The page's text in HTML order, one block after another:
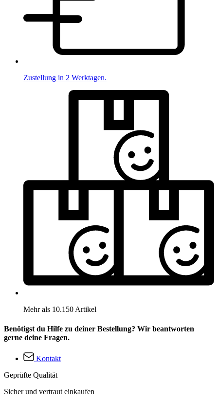
Zustellung in 2 Werktagen.
Mehr als 10.150 Artikel
Benötigst du Hilfe zu deiner Bestellung? Wir beantworten
gerne deine Fragen.
Kontakt
Geprüfte Qualität
Sicher und vertraut einkaufen